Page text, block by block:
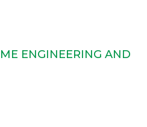
ENGINEERING AND